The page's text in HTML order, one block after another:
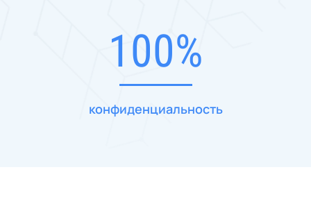
100%
конфиденциальность